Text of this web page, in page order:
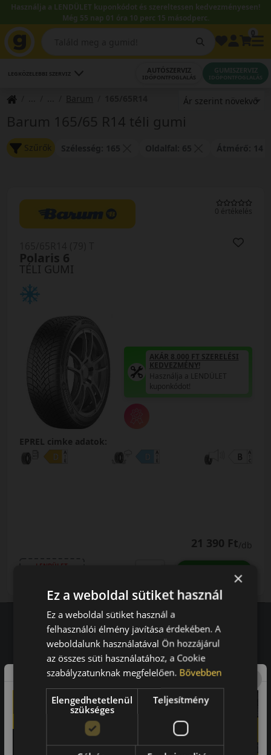
Használja a LENDÜLET kuponkódot és szereltessen kedvezményesen!
Még 55 nap 01 óra 10 perc 15 másodperc.
LEGKÖZELEBBI SZERVIZ AUTÓSZERVIZ
IDŐPONTFOGLALÁS
GUMISZERVIZ
IDŐPONTFOGLALÁS
Barum
Barum 165/65 R14 téli gumi
Szűrők
0 értékelés
TÉLI GUMI
Polaris 6
AKÁR 8.000 FT SZERELÉSI
KEDVEZMÉNY!
Használja a LENDÜLET
kuponkódot!
EPREL cimke adatok:
21 390 Ft/db
LENDÜLET
Vásárlói vélemények
97.76%
a vásárlók közül ajánlaná ismerősének ezt a boltot.
21659vélemény alapján
×
Ez a weboldal sütiket használ
Ez a weboldal sütiket használ a
felhasználói élmény javítása érdekében. A
weboldalunk használatával Ön hozzájárul
az összes süti használatához, a Cookie
szabályzatunknak megfelelően. Bővebben
Elengedhetetlenül
szükséges
Teljesítmény